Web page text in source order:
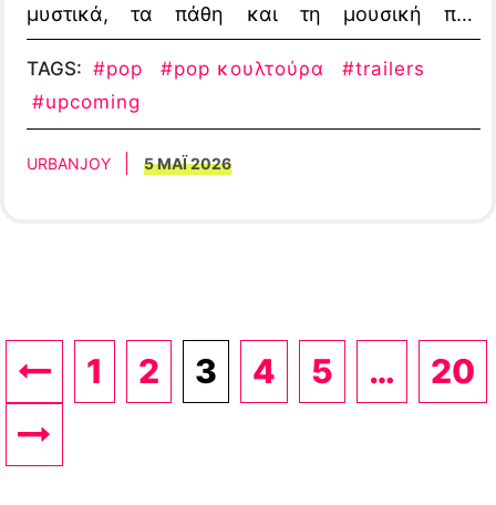
μυστικά, τα πάθη και τη μουσική που
σημάδεψε μια ολόκληρη εποχή.
TAGS: #pop #pop κουλτούρα
#trailers
#upcoming
URBANJOY 5 ΜΑΪ 2026
1 2 3 4 5 … 20